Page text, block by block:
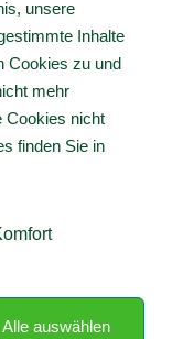
unsere
Inhalte
Cookies zu und
mehr
Cookies nicht
finden Sie in
Alle auswählen